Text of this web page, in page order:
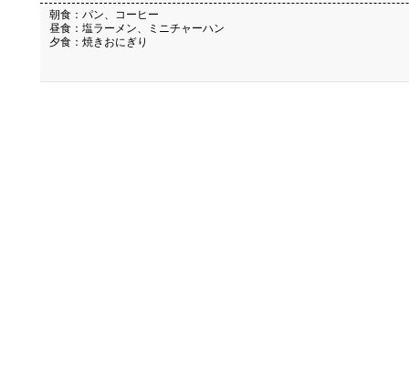
朝食：パン、コーヒー
昼食：塩ラーメン、ミニチャーハン
夕食：焼きおにぎり